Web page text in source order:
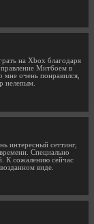
на Xbox благодаря
Митбоем в
очень понравился,
нелепым.
интересный сеттинг,
Специально
К сожалению сейчас
виде.